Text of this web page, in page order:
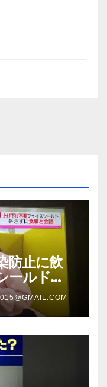
防止に飲
ールド
ＢＣ福井
映像